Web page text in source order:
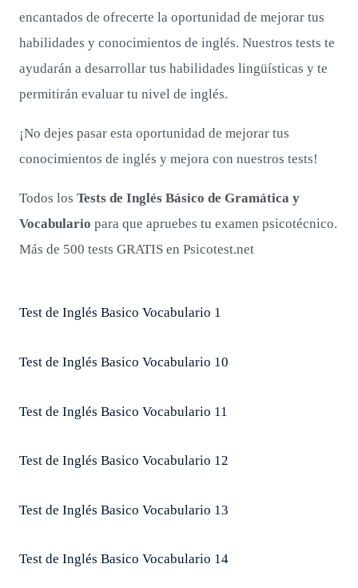
encantados de ofrecerte la oportunidad de mejorar tus
habilidades y conocimientos de inglés. Nuestros tests te
ayudarán a desarrollar tus habilidades lingüísticas y te
permitirán evaluar tu nivel de inglés.
¡No dejes pasar esta oportunidad de mejorar tus
conocimientos de inglés y mejora con nuestros tests!
Todos los Tests de Inglés Básico de Gramática y
Vocabulario para que apruebes tu examen psicotécnico.
Más de 500 tests GRATIS en Psicotest.net
Test de Inglés Basico Vocabulario 1
Test de Inglés Basico Vocabulario 10
Test de Inglés Basico Vocabulario 11
Test de Inglés Basico Vocabulario 12
Test de Inglés Basico Vocabulario 13
Test de Inglés Basico Vocabulario 14